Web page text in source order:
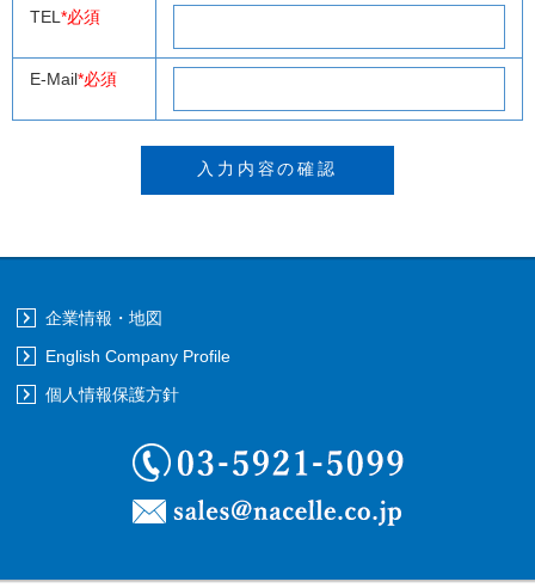
TEL *必須
E-Mail*必須
企業情報・地図
English Company Profile
個人情報保護方針